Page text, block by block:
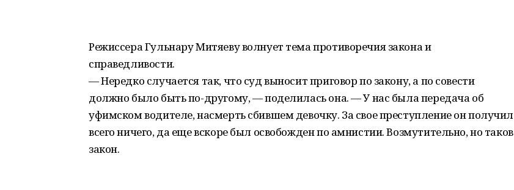
Режиссера Гульнару Митяеву волнует тема противоречия закона и
справедливости.
— Нередко случается так, что суд выносит приговор по закону, а по совести
должно было быть по-другому, ― поделилась она. ― У нас была передача об
уфимском водителе, насмерть сбившем девочку. За свое преступление он получил
всего ничего, да еще вскоре был освобожден по амнистии. Возмутительно, но таков
закон.